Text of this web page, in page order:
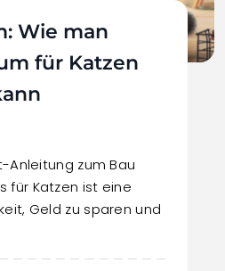
Wie man
für Katzen
zum Bau
für Katzen ist eine
Geld zu sparen und